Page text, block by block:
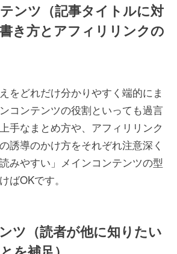
ンツ（記事タイトルに対
き方とアフィリリンクの
をどれだけ分かりやすく端的にま
コンテンツの役割といっても過言
手なまとめ方や、アフィリリンク
誘導のかけ方をそれぞれ注意深く
みやすい」メインコンテンツの型
ばOKです。
ツ（読者が他に知りたい